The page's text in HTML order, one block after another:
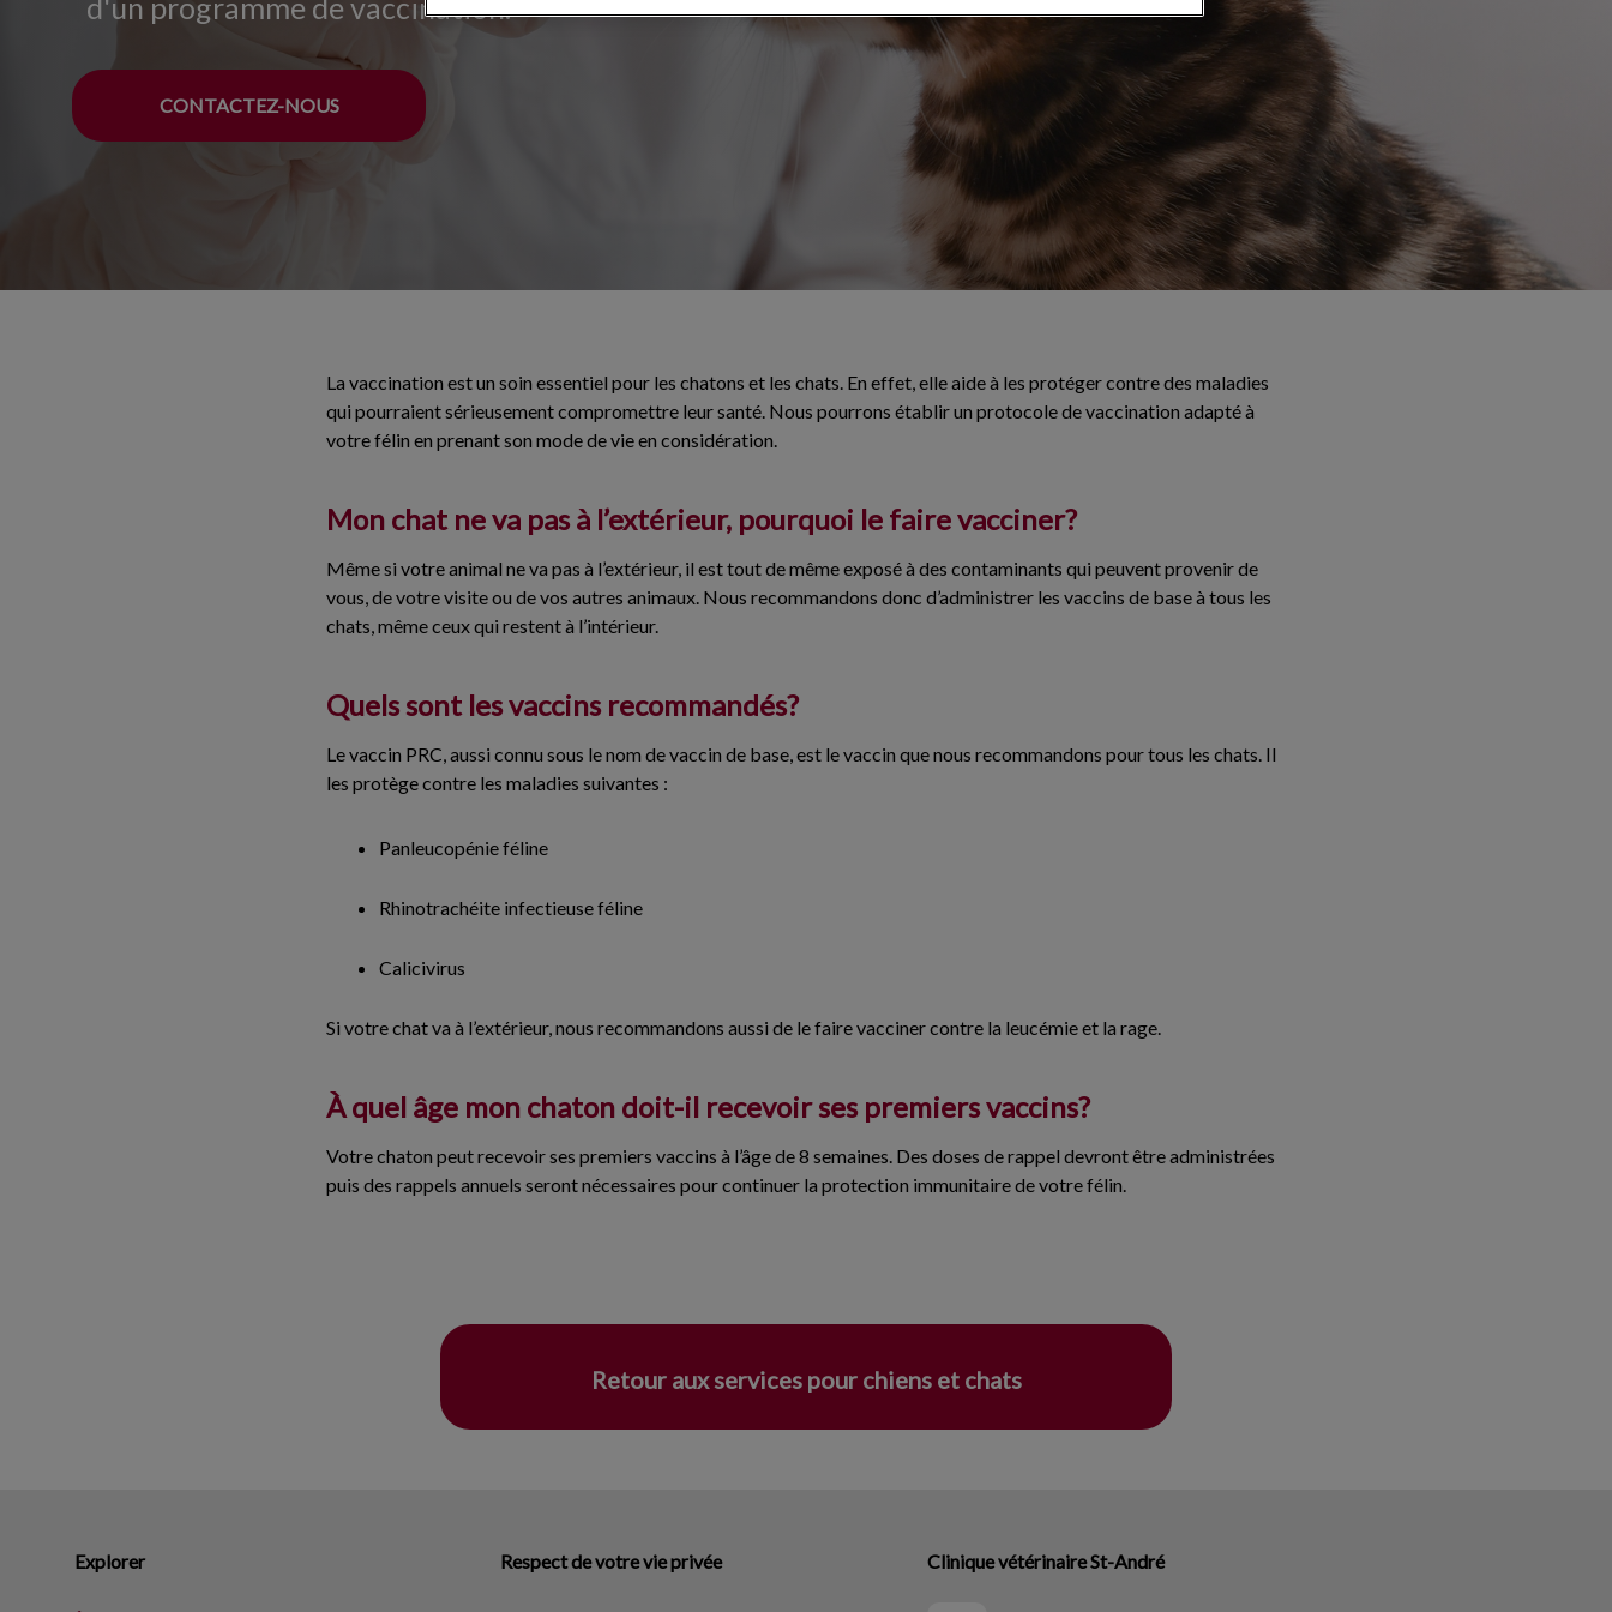
d'un programme de vaccination.
CONTACTEZ-NOUS
La vaccination est un soin essentiel pour les chatons et les chats. En effet, elle aide à les protéger contre des maladies
qui pourraient sérieusement compromettre leur santé. Nous pourrons établir un protocole de vaccination adapté à
votre félin en prenant son mode de vie en considération.
Mon chat ne va pas à l’extérieur, pourquoi le faire vacciner?
Même si votre animal ne va pas à l’extérieur, il est tout de même exposé à des contaminants qui peuvent provenir de
vous, de votre visite ou de vos autres animaux. Nous recommandons donc d’administrer les vaccins de base à tous les
chats, même ceux qui restent à l’intérieur.
Quels sont les vaccins recommandés?
Le vaccin PRC, aussi connu sous le nom de vaccin de base, est le vaccin que nous recommandons pour tous les chats. Il
les protège contre les maladies suivantes :
Panleucopénie féline
Rhinotrachéite infectieuse féline
Calicivirus
Si votre chat va à l’extérieur, nous recommandons aussi de le faire vacciner contre la leucémie et la rage.
À quel âge mon chaton doit-il recevoir ses premiers vaccins?
Votre chaton peut recevoir ses premiers vaccins à l’âge de 8 semaines. Des doses de rappel devront être administrées
puis des rappels annuels seront nécessaires pour continuer la protection immunitaire de votre félin.
Retour aux services pour chiens et chats
Explorer Respect de votre vie privée Clinique vétérinaire St-André